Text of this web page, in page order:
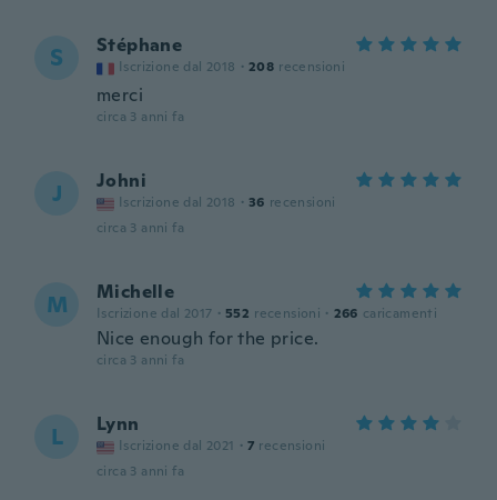
S Stéphane
Iscrizione dal 2018 · 208 recensioni
merci
circa 3 anni fa
J Johni
Iscrizione dal 2018 · 36 recensioni
circa 3 anni fa
M Michelle
Iscrizione dal 2017 · 552 recensioni · 266 caricamenti
Nice enough for the price.
circa 3 anni fa
L Lynn
Iscrizione dal 2021 · 7 recensioni
circa 3 anni fa